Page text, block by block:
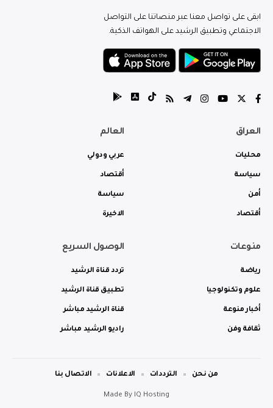
ابقى على تواصل معنا عبر منصاتنا على التواصل
الاجتماعي وتطبيق الرشيد على الهواتف الذكية.
العراق
محليات
سياسة
أمن
أقتصاد
العالم
عربي ودولي
أقتصاد
سياسة
الاخيرة
منوعات
رياضة
علوم وتكنولوجيا
أخبار منوعة
ثقافة وفن
الوصول السريع
تردد قناة الرشيد
تطبيق قناة الرشيد
قناة الرشيد مباشر
راديو الرشيد مباشر
Made By IQ Hosting
من نحن الترددات الاعلانات الاتصال بنا